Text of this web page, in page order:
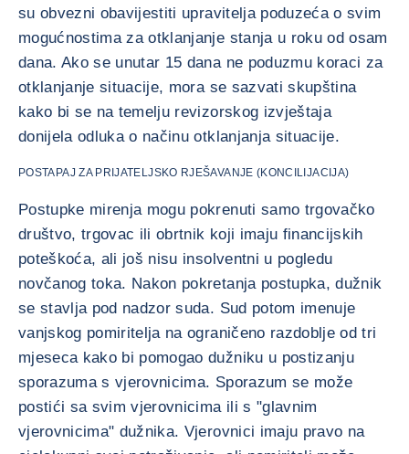
su obvezni obavijestiti upravitelja poduzeća o svim
mogućnostima za otklanjanje stanja u roku od osam
dana. Ako se unutar 15 dana ne poduzmu koraci za
otklanjanje situacije, mora se sazvati skupština
kako bi se na temelju revizorskog izvještaja
donijela odluka o načinu otklanjanja situacije.
POSTAPAJ ZA PRIJATELJSKO RJEŠAVANJE (KONCILIJACIJA)
Postupke mirenja mogu pokrenuti samo trgovačko
društvo, trgovac ili obrtnik koji imaju financijskih
poteškoća, ali još nisu insolventni u pogledu
novčanog toka. Nakon pokretanja postupka, dužnik
se stavlja pod nadzor suda. Sud potom imenuje
vanjskog pomiritelja na ograničeno razdoblje od tri
mjeseca kako bi pomogao dužniku u postizanju
sporazuma s vjerovnicima. Sporazum se može
postići sa svim vjerovnicima ili s "glavnim
vjerovnicima" dužnika. Vjerovnici imaju pravo na